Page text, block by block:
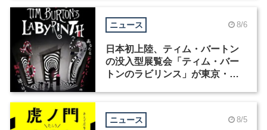
ニュース 8/6
日本初上陸、ティム・バートン
の没入型展覧会「ティム・バー
トンのラビリンス」が東京・豊
ニュース 8/5